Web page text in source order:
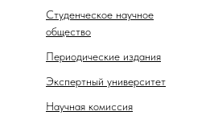
Студенческое научное
общество
Периодические издания
Экспертный университет
Научная комиссия